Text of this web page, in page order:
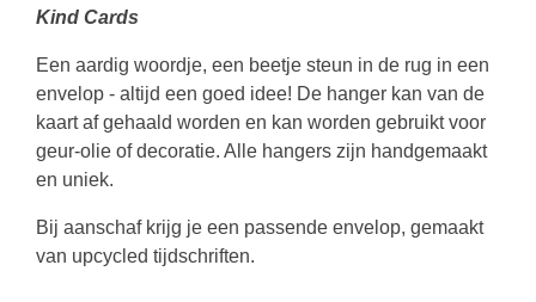
Kind Cards
Een aardig woordje, een beetje steun in de rug in een
envelop - altijd een goed idee! De hanger kan van de
kaart af gehaald worden en kan worden gebruikt voor
geur-olie of decoratie. Alle hangers zijn handgemaakt
en uniek.
Bij aanschaf krijg je een passende envelop, gemaakt
van upcycled tijdschriften.